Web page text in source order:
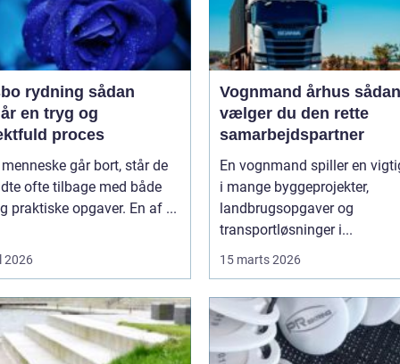
rydning sådan
en tryg og
proces
går bort, står de
ofte tilbage med både
praktiske opgaver. En af ...
2026
Vognmand århus sådan
vælger du den rette
samarbejdspartner
En vognmand spiller en
i mange byggeprojekter,
landbrugsopgaver og
transportløsninger i...
15 marts 2026